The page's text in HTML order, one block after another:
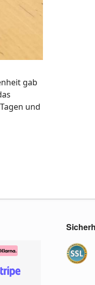
gab
und